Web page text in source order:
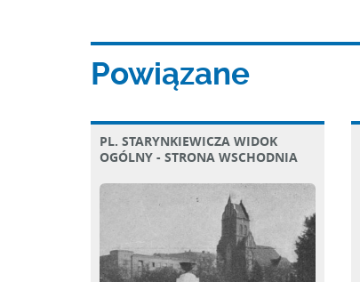
Powiązane
PL. STARYNKIEWICZA WIDOK
OGÓLNY - STRONA WSCHODNIA